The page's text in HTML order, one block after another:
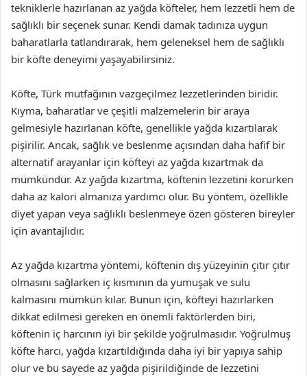
tekniklerle hazırlanan az yağda köfteler, hem lezzetli hem de
sağlıklı bir seçenek sunar. Kendi damak tadınıza uygun
baharatlarla tatlandırarak, hem geleneksel hem de sağlıklı
bir köfte deneyimi yaşayabilirsiniz.
Köfte, Türk mutfağının vazgeçilmez lezzetlerinden biridir.
Kıyma, baharatlar ve çeşitli malzemelerin bir araya
gelmesiyle hazırlanan köfte, genellikle yağda kızartılarak
pişirilir. Ancak, sağlık ve beslenme açısından daha hafif bir
alternatif arayanlar için köfteyi az yağda kızartmak da
mümkündür. Az yağda kızartma, köftenin lezzetini korurken
daha az kalori almanıza yardımcı olur. Bu yöntem, özellikle
diyet yapan veya sağlıklı beslenmeye özen gösteren bireyler
için avantajlıdır.
Az yağda kızartma yöntemi, köftenin dış yüzeyinin çıtır çıtır
olmasını sağlarken iç kısmının da yumuşak ve sulu
kalmasını mümkün kılar. Bunun için, köfteyi hazırlarken
dikkat edilmesi gereken en önemli faktörlerden biri,
köftenin iç harcının iyi bir şekilde yoğrulmasıdır. Yoğrulmuş
köfte harcı, yağda kızartıldığında daha iyi bir yapıya sahip
olur ve bu sayede az yağda pişirildiğinde de lezzetini